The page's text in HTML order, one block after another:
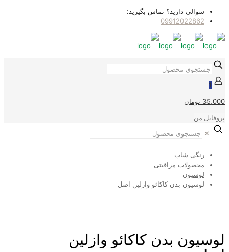
سوالی دارید؟ تماس بگیرید:
09912022862
1
35,000 تومان
پروفایل من
✕
رنگی شاپ
محصولات مراقبتی
لوسیون
لوسیون بدن کاکائو وازلین اصل
لوسیون بدن کاکائو وازلین